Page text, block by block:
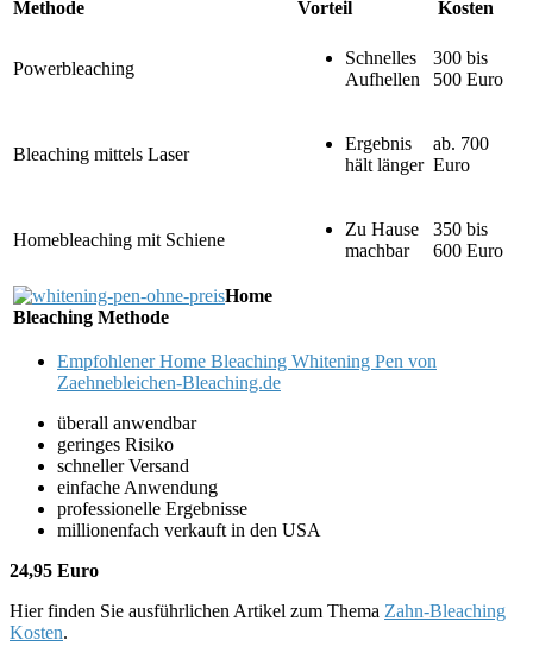
Methode Vorteil Kosten
Powerbleaching
Schnelles
Aufhellen
300 bis
500 Euro
Bleaching mittels Laser
Ergebnis
hält länger
ab. 700
Euro
Homebleaching mit Schiene
Zu Hause
machbar
350 bis
600 Euro
Home
Bleaching Methode
Empfohlener Home Bleaching Whitening Pen von
Zaehnebleichen-Bleaching.de
überall anwendbar
geringes Risiko
schneller Versand
einfache Anwendung
professionelle Ergebnisse
millionenfach verkauft in den USA
24,95 Euro
Hier finden Sie ausführlichen Artikel zum Thema Zahn-Bleaching
Kosten.